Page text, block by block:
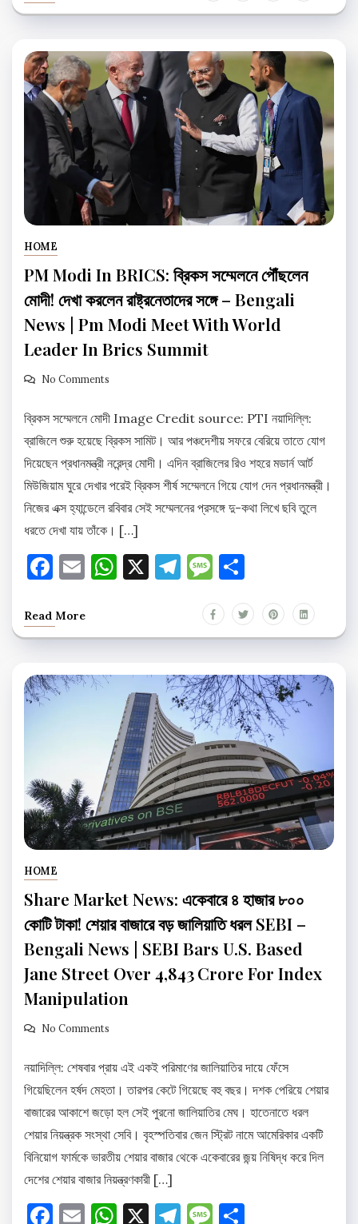
HOME
PM Modi In BRICS: ব্রিকস সম্মেলনে পৌঁছলেন
মোদী! দেখা করলেন রাষ্ট্রনেতাদের সঙ্গে – Bengali
News | Pm Modi Meet With World
Leader In Brics Summit
No Comments
ব্রিকস সম্মেলনে মোদী Image Credit source: PTI নয়াদিল্লি:
ব্রাজিলে শুরু হয়েছে ব্রিকস সামিট। আর পঞ্চদেশীয় সফরে বেরিয়ে তাতে যোগ
দিয়েছেন প্রধানমন্ত্রী নরেন্দ্র মোদী। এদিন ব্রাজিলের রিও শহরে মডার্ন আর্ট
মিউজিয়াম ঘুরে দেখার পরেই ব্রিকস শীর্ষ সম্মেলনে গিয়ে যোগ দেন প্রধানমন্ত্রী।
নিজের এক্স হ্যান্ডেলে রবিবার সেই সম্মেলনের প্রসঙ্গে দু-কথা লিখে ছবি তুলে
ধরতে দেখা যায় তাঁকে। […]
Facebook
EmailWhatsApp
X Telegram
Message
Read More
HOME
Share Market News: একেবারে ৪ হাজার ৮০০
কোটি টাকা! শেয়ার বাজারে বড় জালিয়াতি ধরল SEBI –
Bengali News | SEBI Bars U.S. Based
Jane Street Over ₹4,843 Crore For Index
Manipulation
No Comments
নয়াদিল্লি: শেষবার প্রায় এই একই পরিমাণের জালিয়াতির দায়ে ফেঁসে
গিয়েছিলেন হর্ষদ মেহতা। তারপর কেটে গিয়েছে বহু বছর। দশক পেরিয়ে শেয়ার
বাজারের আকাশে জড়ো হল সেই পুরনো জালিয়াতির মেঘ। হাতেনাতে ধরল
শেয়ার নিয়ন্ত্রক সংস্থা সেবি। বৃহস্পতিবার জেন স্ট্রিট নামে আমেরিকার একটি
বিনিয়োগ ফার্মকে ভারতীয় শেয়ার বাজার থেকে একেবারের জন্য় নিষিদ্ধ করে দিল
দেশের শেয়ার বাজার নিয়ন্ত্রণকারী […]
Facebook
EmailWhatsApp
X Telegram
Message